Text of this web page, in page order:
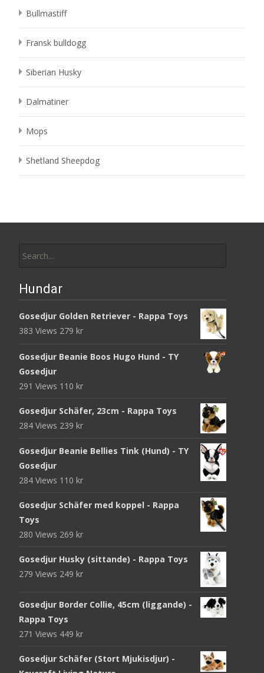
Bullmastiff
Fransk bulldogg
Siberian Husky
Dalmatiner
Mops
Shetland Sheepdog
for:
Hundar
Gosedjur Golden Retriever - Rappa Toys
383 Views 279 kr
Gosedjur Beanie Boos Hugo Hund - TY
Gosedjur
291 Views 110 kr
Gosedjur Schäfer, 23cm - Rappa Toys
284 Views 239 kr
Gosedjur Beanie Bellies Tink (Hund) - TY
Gosedjur
284 Views 110 kr
Gosedjur Schäfer med koppel - Rappa
Toys
280 Views 269 kr
Gosedjur Husky (sittande) - Rappa Toys
279 Views 249 kr
Gosedjur Border Collie, 45cm (liggande) -
Rappa Toys
271 Views 449 kr
Gosedjur Schäfer (Stort Mjukisdjur) -